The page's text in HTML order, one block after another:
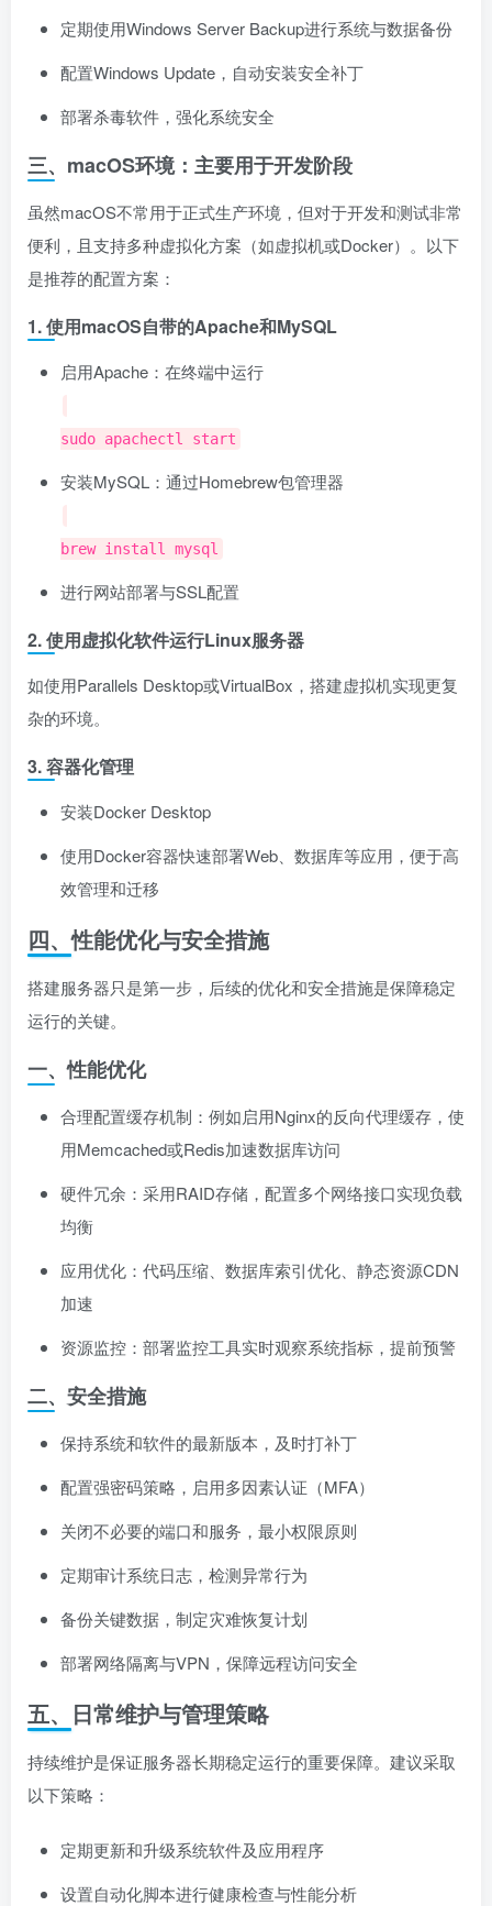
定期使用Windows Server Backup进行系统与数据备份
配置Windows Update，自动安装安全补丁
部署杀毒软件，强化系统安全
三、macOS环境：主要用于开发阶段
虽然macOS不常用于正式生产环境，但对于开发和测试非常
便利，且支持多种虚拟化方案（如虚拟机或Docker）。以下
是推荐的配置方案：
1. 使用macOS自带的Apache和MySQL
启用Apache：在终端中运行
sudo apachectl start
安装MySQL：通过Homebrew包管理器
brew install mysql
进行网站部署与SSL配置
2. 使用虚拟化软件运行Linux服务器
如使用Parallels Desktop或VirtualBox，搭建虚拟机实现更复
杂的环境。
3. 容器化管理
安装Docker Desktop
使用Docker容器快速部署Web、数据库等应用，便于高
效管理和迁移
四、性能优化与安全措施
搭建服务器只是第一步，后续的优化和安全措施是保障稳定
运行的关键。
一、性能优化
合理配置缓存机制：例如启用Nginx的反向代理缓存，使
用Memcached或Redis加速数据库访问
硬件冗余：采用RAID存储，配置多个网络接口实现负载
均衡
应用优化：代码压缩、数据库索引优化、静态资源CDN
加速
资源监控：部署监控工具实时观察系统指标，提前预警
二、安全措施
保持系统和软件的最新版本，及时打补丁
配置强密码策略，启用多因素认证（MFA）
关闭不必要的端口和服务，最小权限原则
定期审计系统日志，检测异常行为
备份关键数据，制定灾难恢复计划
部署网络隔离与VPN，保障远程访问安全
五、日常维护与管理策略
持续维护是保证服务器长期稳定运行的重要保障。建议采取
以下策略：
定期更新和升级系统软件及应用程序
设置自动化脚本进行健康检查与性能分析